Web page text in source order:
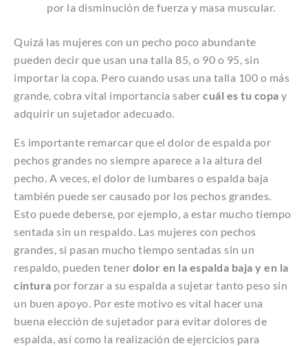
por la disminución de fuerza y masa muscular.
Quizá las mujeres con un pecho poco abundante
pueden decir que usan una talla 85, o 90 o 95, sin
importar la copa. Pero cuando usas una talla 100 o más
grande, cobra vital importancia saber cuál es tu copa y
adquirir un sujetador adecuado.
Es importante remarcar que el dolor de espalda por
pechos grandes no siempre aparece a la altura del
pecho. A veces, el dolor de lumbares o espalda baja
también puede ser causado por los pechos grandes.
Esto puede deberse, por ejemplo, a estar mucho tiempo
sentada sin un respaldo. Las mujeres con pechos
grandes, si pasan mucho tiempo sentadas sin un
respaldo, pueden tener dolor en la espalda baja y en la
cintura por forzar a su espalda a sujetar tanto peso sin
un buen apoyo. Por este motivo es vital hacer una
buena elección de sujetador para evitar dolores de
espalda, así como la realización de ejercicios para